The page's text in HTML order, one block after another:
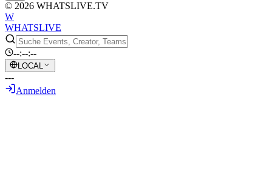
© 2026 WHATSLIVE.TV
W
WHATSLIVE
--:--:--
LOCAL
---
Anmelden